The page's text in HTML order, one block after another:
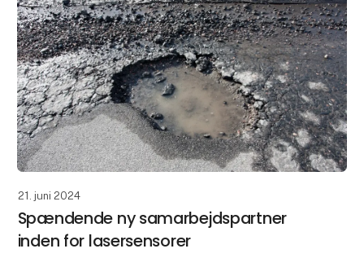
21. juni 2024
Spændende ny samarbejdspartner
inden for lasersensorer